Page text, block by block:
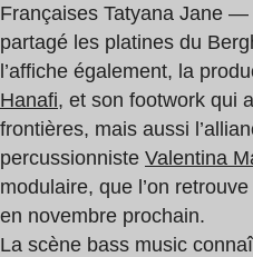
Françaises Tatyana Jane
partagé les platines du
l’affiche également, la
Hanafi, et son footwork qui
frontières, mais aussi
percussionniste Valentina
modulaire, que l’on
en novembre prochain.
La scène bass music